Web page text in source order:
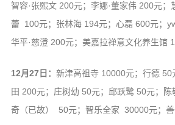
智容·张熙文 200元；李娜·董家伟 200元
蕾 100元；张林海 194元；心磊 600元；
华平·慈澄 200元；美嘉拉禅意文化养生馆
12月27日： 新津高祖寺 10000元；行德 50
田 200元；庄树幼 50元；邱跃鹭 50元；陈
奇（已故） 50元；智乐全家 30000元；